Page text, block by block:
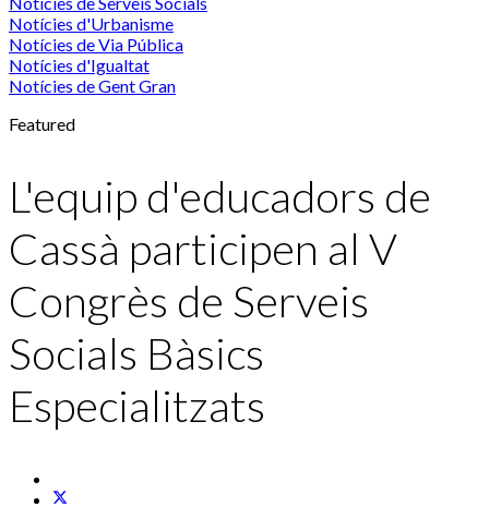
Notícies d'Urbanisme
Notícies de Via Pública
Notícies d'Igualtat
Notícies de Gent Gran
Featured
L'equip d'educadors de
Cassà participen al V
Congrès de Serveis
Socials Bàsics
Especialitzats